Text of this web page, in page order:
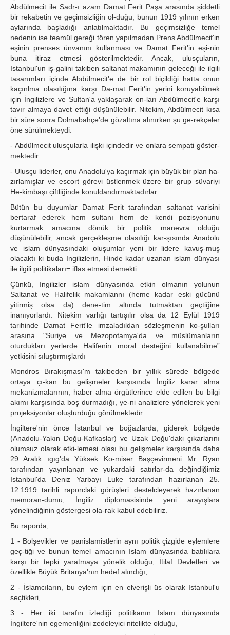
Abdülmecit ile Sadr-ı azam Damat Ferit Paşa arasında şiddetli
bir rekabetin ve geçimsizliğin ol-duğu, bunun 1919 yılının erken
aylarında başladığı anlatılmaktadır. Bu geçimsizliğe temel
nedenin ise teamül gereği tören yapılmadan Prens Abdülmecit'in
eşinin prenses ünvanını kullanması ve Damat Ferit'in eşi-nin
buna itiraz etmesi gösterilmektedir. Ancak, ulusçuların,
Istanbul'un iş-galini takiben saltanat makamının geleceği ile ilgili
tasarımları içinde Abdülmecit'e de bir rol biçildiği hatta onun
kaçınlma olasılığına karşı Da-mat Ferit'in yerini koruyabilmek
için İngilizlere ve Sultan'a yaklaşarak on-ları Abdülmecit'e karşı
tavır almaya davet ettiği düşünülebilir. Nitekim, Abdülmecit kısa
bir süre sonra Dolmabahçe'de gözaltına alınırken şu ge-rekçeler
öne sürülmekteydi:
- Abdülmecit ulusçularla ilişki içindedir ve onlara sempati göster-
mektedir.
- Ulusçu liderler, onu Anadolu'ya kaçırmak için büyük bir plan ha-
zırlamışlar ve escort görevi üstlenmek üzere bir grup süvariyi
He-kimbaşı çiftliğinde konuldandırmaktadırlar.
Bütün bu duyumlar Damat Ferit tarafından saltanat varisini
bertaraf ederek hem sultanı hem de kendi pozisyonunu
kurtarmak amacına dönük bir politik manevra olduğu
düşünülebilir, ancak gerçekleşme olasılığı kar-şısında Anadolu
ve islam dünyasındaki oluşumlar yeni bir lidere kavuş-muş
olacaktı ki buda Ingilizlerin, Hinde kadar uzanan islam dünyası
ile ilgili politikaları= iflas etmesi demekti.
Çünkü, Ingilizler islam dünyasında etkin olmanın yolunun
Saltanat ve Halifelik makamlannı (heme kadar eski gücünü
yitirmiş olsa da) dene-tim altında tutmaktan geçtiğine
inanıyorlardı. Nitekim varlığı tartışılır olsa da 12 Eylül 1919
tarihinde Damat Ferit'le imzaladıldan sözleşmenin ko-şulları
arasına "Suriye ve Mezopotamya'da ve müslümanların
oturdukları yerlerde Halifenin moral desteğini kullanabilme”
yetkisini sıluştırmışlardı
Mondros Bırakışması'm takibeden bir yıllık sürede bölgede
ortaya çı-kan bu gelişmeler karşısında İngiliz karar alma
mekanizmalarının, haber alma örgütlerince elde edilen bu bilgi
akımı karşısında boş durmadığı, ye-ni analizlere yönelerek yeni
projeksiyonlar oluşturduğu görülmektedir.
İngiltere'nin önce İstanbul ve boğazlarda, giderek bölgede
(Anadolu-Yakın Doğu-Kafkaslar) ve Uzak Doğu'daki çıkarlarını
olumsuz olarak etki-lemesi olası bu gelişmeler karşısında daha
29 Aralık ıgıg'da Yüksek Ko-miser Başçevirmeni Mr. Ryan
tarafından yayınlanan ve yukardaki satırlar-da değindiğimiz
Istanbul'da Deniz Yarbayı Luke tarafından hazırlanan 25.
12.1919 tarihli raporclaki görüşleri destelcleyerek hazırlanan
memoran-dumu, İngiliz diplomasisinde yeni arayışlara
yönelindiğinin göstergesi ola-rak kabul edebiliriz.
Bu raporda;
1 - Bolşevikler ve panislamistlerin aynı politik çizgide eylemlere
geç-tiği ve bunun temel amacının Islam dünyasında batılılara
karşı bir tepki yaratmaya yönelik olduğu, İtilaf Devletleri ve
özellikle Büyük Britanya'nın hedef alındığı,
2 - İslamcıların, bu eylem için en elverişli üs olarak Istanbul'u
seçtikleri,
3 - Her iki tarafın izlediği politikanın Islam dünyasında
İngiltere'nin egemenliğini zedeleyici nitelikte olduğu,